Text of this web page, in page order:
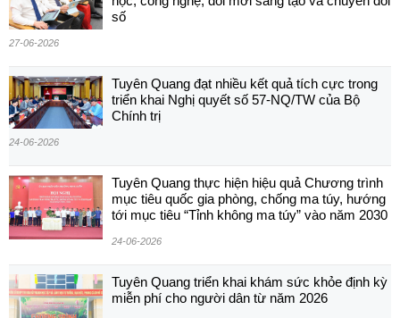
số
27-06-2026
Tuyên Quang đạt nhiều kết quả tích cực trong
triển khai Nghị quyết số 57-NQ/TW của Bộ
Chính trị
24-06-2026
Tuyên Quang thực hiện hiệu quả Chương trình
mục tiêu quốc gia phòng, chống ma túy, hướng
tới mục tiêu “Tỉnh không ma túy” vào năm 2030
24-06-2026
Tuyên Quang triển khai khám sức khỏe định kỳ
miễn phí cho người dân từ năm 2026